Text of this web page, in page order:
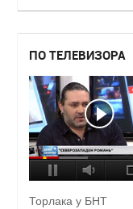
ПО ТЕЛЕВИЗОРА
Торлака у БНТ